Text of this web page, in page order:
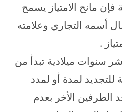
فإن مانح الامتياز يسمح
أسمه التجاري وعلامته
.
سنوات ميلادية تبدأ من
للتجديد لمدة أو لمدد
الطرفين الأخر بعدم